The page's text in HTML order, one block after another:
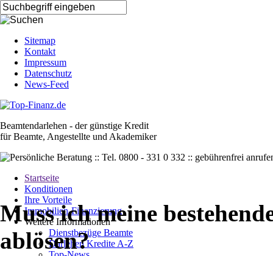
Sitemap
Kontakt
Impressum
Datenschutz
News-Feed
Beamtendarlehen - der günstige Kredit
für Beamte, Angestellte und Akademiker
Startseite
Konditionen
Ihre Vorteile
Immobilien-Finanzierung
Weitere Informationen
Dienstbezüge Beamte
Darlehen Kredite A-Z
Muss ich meine
ablösen?